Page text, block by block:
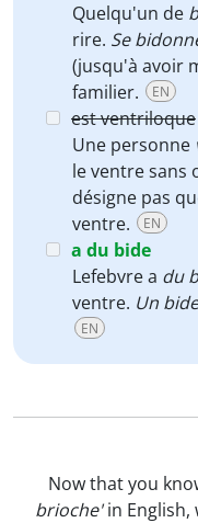
Quelqu'un de
rire. Se
(jusqu'à avoir
familier.
EN
est ventriloque
Une personne
le ventre sans
désigne pas
ventre.
EN
a du bide
Lefebvre a du
ventre. Un bide
EN
Now that you
brioche'in English,